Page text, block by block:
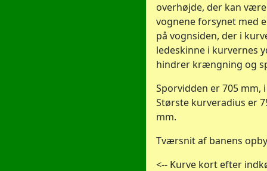
overhøjde, der kan
vognene forsynet med
på vognsiden, der i
ledeskinne i kurvernes
hindrer krængning og
Sporvidden er 705 mm,
Største kurveradius er
mm.
Tværsnit af banens
<-- Kurve kort efter